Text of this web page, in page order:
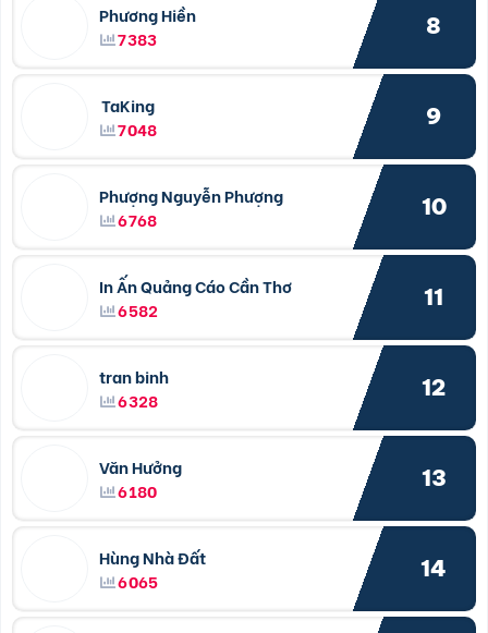
Phương Hiền
7383
8
TaKing
7048
9
Phượng Nguyễn Phượng
6768
10
In Ấn Quảng Cáo Cần Thơ
6582
11
tran binh
6328
12
Văn Hưởng
6180
13
Hùng Nhà Đất
6065
14